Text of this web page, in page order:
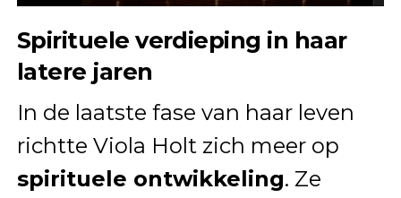
Spirituele verdieping in haar
latere jaren
In de laatste fase van haar leven
richtte Viola Holt zich meer op
spirituele ontwikkeling. Ze